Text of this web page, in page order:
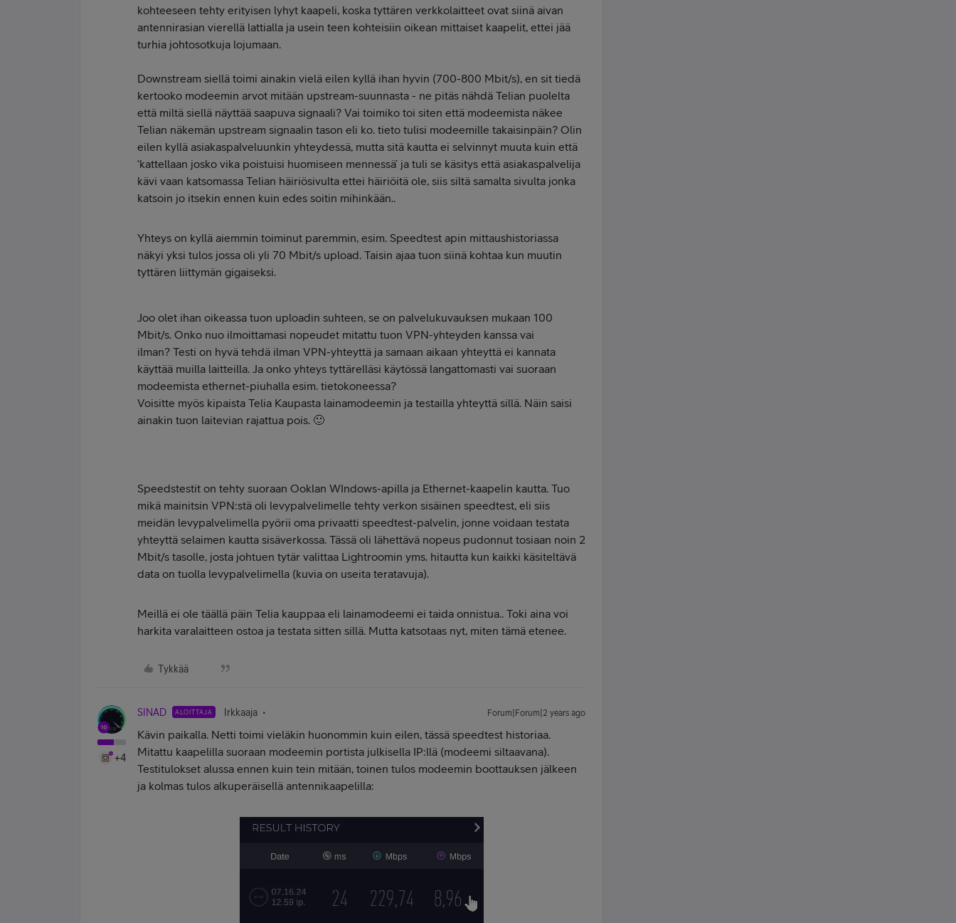
kohteeseen tehty erityisen lyhyt kaapeli, koska tyttären verkkolaitteet ovat siinä aivan
antennirasian vierellä lattialla ja usein teen kohteisiin oikean mittaiset kaapelit, ettei jää
turhia johtosotkuja lojumaan.
Downstream siellä toimi ainakin vielä eilen kyllä ihan hyvin (700-800 Mbit/s), en sit tiedä
kertooko modeemin arvot mitään upstream-suunnasta - ne pitäs nähdä Telian puolelta
että miltä siellä näyttää saapuva signaali? Vai toimiko toi siten että modeemista näkee
Telian näkemän upstream signaalin tason eli ko. tieto tulisi modeemille takaisinpäin? Olin
eilen kyllä asiakaspalveluunkin yhteydessä, mutta sitä kautta ei selvinnyt muuta kuin että
‘kattellaan josko vika poistuisi huomiseen mennessä’ ja tuli se käsitys että asiakaspalvelija
kävi vaan katsomassa Telian häiriösivulta ettei häiriöitä ole, siis siltä samalta sivulta jonka
katsoin jo itsekin ennen kuin edes soitin mihinkään..
Yhteys on kyllä aiemmin toiminut paremmin, esim. Speedtest apin mittaushistoriassa
näkyi yksi tulos jossa oli yli 70 Mbit/s upload. Taisin ajaa tuon siinä kohtaa kun muutin
tyttären liittymän gigaiseksi.
Joo olet ihan oikeassa tuon uploadin suhteen, se on palvelukuvauksen mukaan 100
Mbit/s. Onko nuo ilmoittamasi nopeudet mitattu tuon VPN-yhteyden kanssa vai
ilman? Testi on hyvä tehdä ilman VPN-yhteyttä ja samaan aikaan yhteyttä ei kannata
käyttää muilla laitteilla. Ja onko yhteys tyttärelläsi käytössä langattomasti vai suoraan
modeemista ethernet-piuhalla esim. tietokoneessa?
Voisitte myös kipaista Telia Kaupasta lainamodeemin ja testailla yhteyttä sillä. Näin saisi
ainakin tuon laitevian rajattua pois. 🙂
Speedstestit on tehty suoraan Ooklan WIndows-apilla ja Ethernet-kaapelin kautta. Tuo
mikä mainitsin VPN:stä oli levypalvelimelle tehty verkon sisäinen speedtest, eli siis
meidän levypalvelimella pyörii oma privaatti speedtest-palvelin, jonne voidaan testata
yhteyttä selaimen kautta sisäverkossa. Tässä oli lähettävä nopeus pudonnut tosiaan noin 2
Mbit/s tasolle, josta johtuen tytär valittaa Lightroomin yms. hitautta kun kaikki käsiteltävä
data on tuolla levypalvelimella (kuvia on useita teratavuja).
Meillä ei ole täällä päin Telia kauppaa eli lainamodeemi ei taida onnistua.. Toki aina voi
harkita varalaitteen ostoa ja testata sitten sillä. Mutta katsotaas nyt, miten tämä etenee.
Tykkää
+4
SINAD ALOITTAJA Irkkaaja Forum|Forum|2 years ago
Kävin paikalla. Netti toimi vieläkin huonommin kuin eilen, tässä speedtest historiaa.
Mitattu kaapelilla suoraan modeemin portista julkisella IP:llä (modeemi siltaavana).
Testitulokset alussa ennen kuin tein mitään, toinen tulos modeemin boottauksen jälkeen
ja kolmas tulos alkuperäisellä antennikaapelilla: